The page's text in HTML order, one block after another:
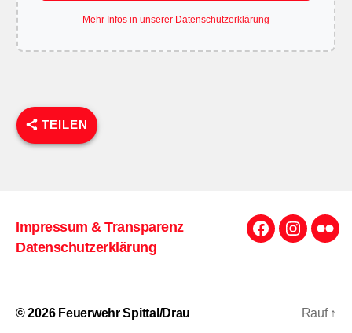
Mehr Infos in unserer Datenschutzerklärung
TEILEN
Impressum & Transparenz
Datenschutzerklärung
Facebook
© 2026 Feuerwehr Spittal/Drau Rauf ↑